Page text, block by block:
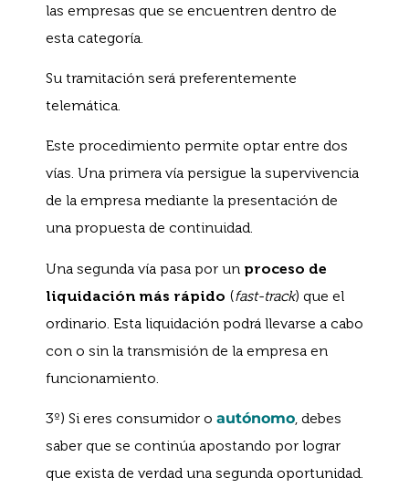
las empresas que se encuentren dentro de
esta categoría.
Su tramitación será preferentemente
telemática.
Este procedimiento permite optar entre dos
vías. Una primera vía persigue la supervivencia
de la empresa mediante la presentación de
una propuesta de continuidad.
Una segunda vía pasa por un proceso de
liquidación más rápido (fast-track) que el
ordinario. Esta liquidación podrá llevarse a cabo
con o sin la transmisión de la empresa en
funcionamiento.
3º) Si eres consumidor o autónomo, debes
saber que se continúa apostando por lograr
que exista de verdad una segunda oportunidad.